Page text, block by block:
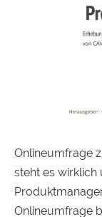
Onlineumfrage
steht es wirklich
Onlineumfrage